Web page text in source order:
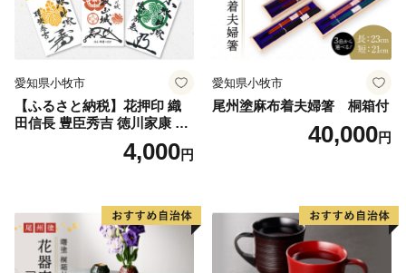
＜書類提出先＞
〒683-0812 鳥取県米子市角盤町1-27-2 グッドブレス
ガーデン4Ｆ
静岡市 ふるさと納税業務受託業者（株式会社エッグ）
【重要 ワンストップ特例申請在中】
＜提出期限＞
寄付をされた翌年1月10日まで（必着）
■寄附申込みのキャンセル、返礼品の変更・返品はでき
ません。
また、寄附者様の都合により返礼品がお届けできない場
愛知県小牧市
【ふるさと納税】花押印 織
田信長 豊臣秀吉 徳川家康 3
枚 セット 戦国 武将 小牧山城
墨絵 龍画師 書道アーティス
牧市 お取り寄せ 送料無料
4,000円
愛知県小牧市
尾州塗麻布着夫婦箸 桐箱付
40,000円